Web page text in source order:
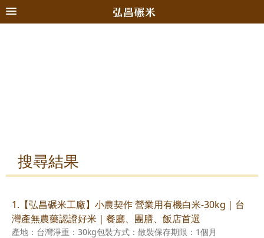
搜尋結果
1.【弘昌碾米工廠】小農契作 營業用有機白米-30kg｜台
灣產無農藥認證好米｜餐廳、團膳、飯店首選
產地：台灣淨重：30kg包裝方式：散裝保存期限：1個月